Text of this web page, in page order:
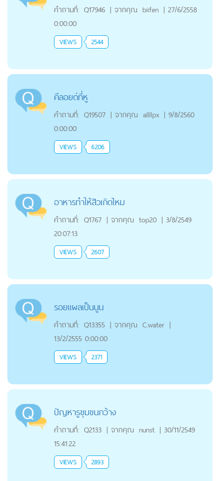
คำถามที่: Q17946 | จากคุณ biifen | 27/6/2558
0:00:00
VIEWS 2544
คีลอยด์ที่หู
คำถามที่: Q19507 | จากคุณ allllpx | 9/8/2560
0:00:00
VIEWS 6206
อาหารทำให้สิวเกิดไหม
คำถามที่: Q1767 | จากคุณ top20 | 3/8/2549
20:07:13
VIEWS 2607
รอยแผลเป็นนูน
คำถามที่: Q13355 | จากคุณ C.water |
13/2/2555 0:00:00
VIEWS 2371
ปัญหารูขุมขนกว้าง
คำถามที่: Q2133 | จากคุณ nunst | 30/11/2549
15:41:22
VIEWS 2893